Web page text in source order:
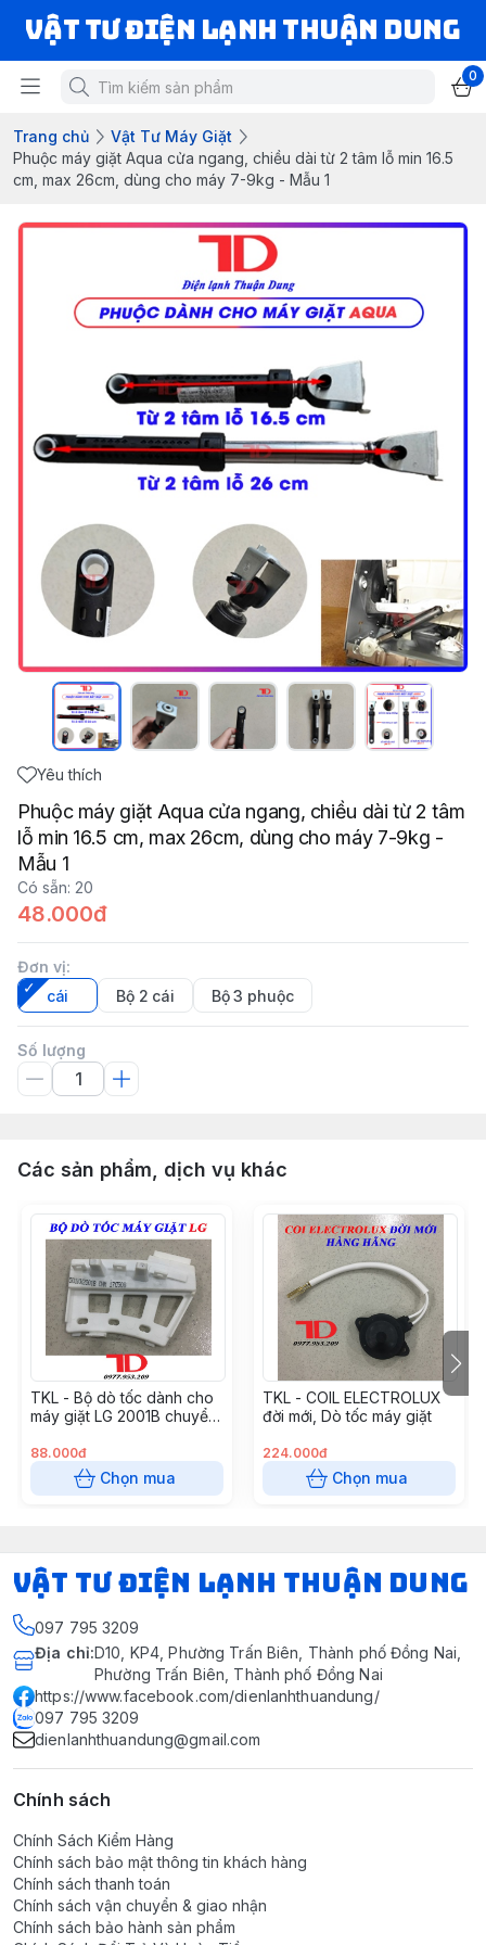
VẬT TƯ ĐIỆN LẠNH THUẬN DUNG
0
Trang chủ
Vật Tư Máy Giặt
Phuộc máy giặt Aqua cửa ngang, chiều dài từ 2 tâm lỗ min 16.5
cm, max 26cm, dùng cho máy 7-9kg - Mẫu 1
Yêu thích
Phuộc máy giặt Aqua cửa ngang, chiều dài từ 2 tâm
lỗ min 16.5 cm, max 26cm, dùng cho máy 7-9kg -
Mẫu 1
Có sẵn: 20
48.000đ
Đơn vị:
cái
Bộ 2 cái Bộ 3 phuộc
Số lượng
Các sản phẩm, dịch vụ khác
TKL - Bộ dò tốc dành cho
máy giặt LG 2001B chuyển
88.000đ
Chọn mua
TKL - COIL ELECTROLUX
đời mới, Dò tốc máy giặt
224.000đ
Chọn mua
VẬT TƯ ĐIỆN LẠNH THUẬN DUNG
097 795 3209
Địa chỉ:D10, KP4, Phường Trấn Biên, Thành phố Đồng Nai,
Phường Trấn Biên, Thành phố Đồng Nai
https://www.facebook.com/dienlanhthuandung/
097 795 3209
dienlanhthuandung@gmail.com
Chính sách
Chính Sách Kiểm Hàng
Chính sách bảo mật thông tin khách hàng
Chính sách thanh toán
Chính sách vận chuyển & giao nhận
Chính sách bảo hành sản phẩm